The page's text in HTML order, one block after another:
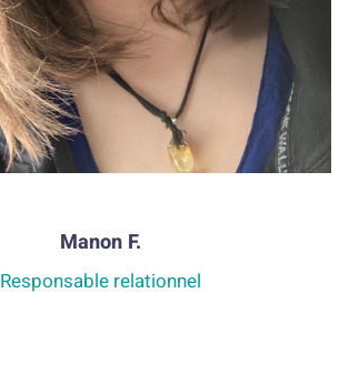
Manon F.
Responsable relationnel